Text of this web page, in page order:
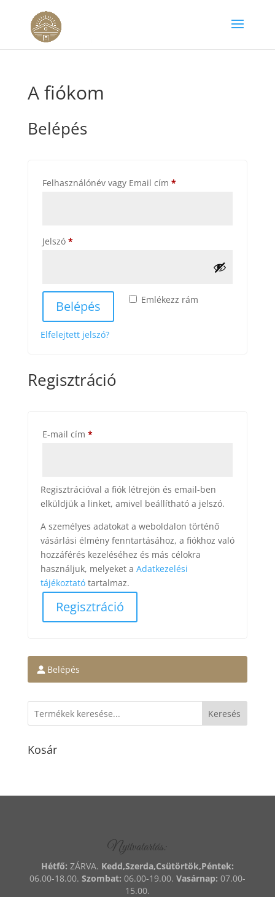
A fiókom
Belépés
Felhasználónév vagy Email cím *Kötelező
Jelszó *Kötelező
Emlékezz rám
Belépés
Elfelejtett jelszó?
Regisztráció
E-mail cím *Kötelező
Regisztrációval a fiók létrejön és email-ben
elküldjük a linket, amivel beállítható a jelszó.
A személyes adatokat a weboldalon történő
vásárlási élmény fenntartásához, a fiókhoz való
hozzáférés kezeléséhez és más célokra
használjuk, melyeket a Adatkezelési
tájékoztatótartalmaz.
Regisztráció
Belépés
Keresés
Kosár
Nyitvatartás:
Hétfő: ZÁRVA. Kedd,Szerda,Csütörtök,Péntek:
06.00-18.00. Szombat: 06.00-19.00. Vasárnap: 07.00-
15.00.